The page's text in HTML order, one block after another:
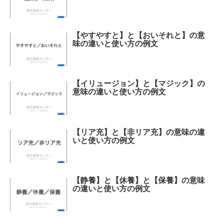
【やすやすと】と【おいそれと】の意
味の違いと使い方の例文
【イリュージョン】と【マジック】の
意味の違いと使い方の例文
【リア充】と【非リア充】の意味の違
いと使い方の例文
【静養】と【休養】と【保養】の意味
の違いと使い方の例文